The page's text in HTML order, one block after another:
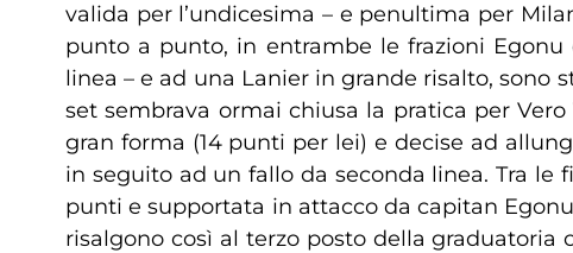
valida per l’undicesima – e penultima per
punto a punto, in entrambe le frazioni
linea – e ad una Lanier in grande risalto, sono
set sembrava ormai chiusa la pratica per
gran forma (14 punti per lei) e decise ad
in seguito ad un fallo da seconda linea. Tra
punti e supportata in attacco da capitan
risalgono così al terzo posto della